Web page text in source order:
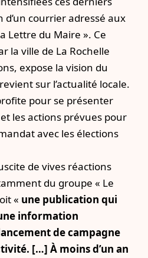
d’un courrier adressé aux
Lettre du Maire ». Ce
la ville de La Rochelle
expose la vision du
sur l’actualité locale.
pour se présenter
les actions prévues pour
avec les élections
de vives réactions
du groupe « Le
« une publication qui
information
de campagne
[…] À moins d’un an